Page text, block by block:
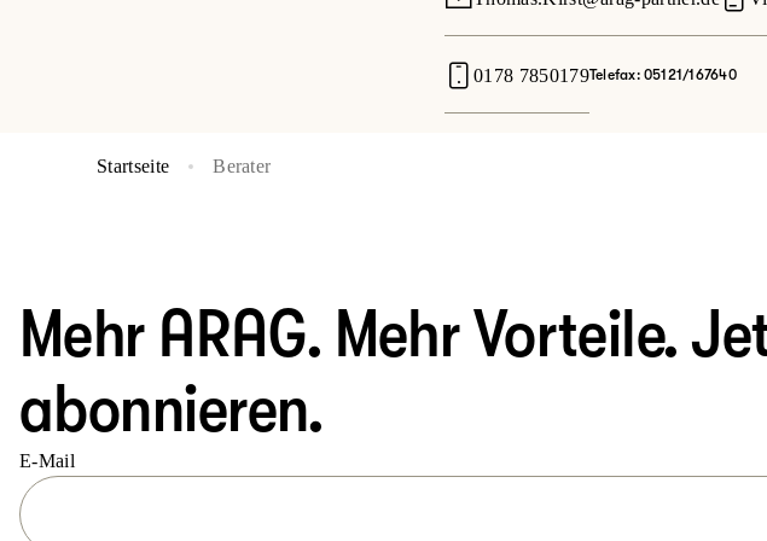
0178 7850179Telefax: 05121/167640
Startseite Berater
Mehr ARAG. Mehr Vorteile.
abonnieren.
E-Mail